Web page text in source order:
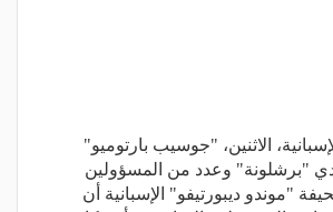
الاثنين، "جوسيب بارتوميو"
"برشلونة" وعدد من المسؤولين
"موندو ديبورتيفو" الإسبانية أن